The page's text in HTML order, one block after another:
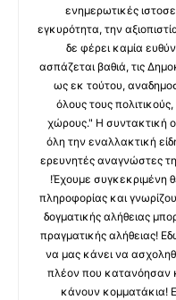
ενημερωτικές
εγκυρότητα, την
δε φέρει καμία
ασπάζεται βαθιά, τις
ως εκ τούτου,
όλους τους
χώρους." Η συντακτική
όλη την εναλλακτική
ερευνητές αναγνώστες
!Έχουμε συγκεκριμένη
πληροφορίας και
δογματικής αλήθειας
πραγματικής αλήθειας!
να μας κάνει να
πλέον που κατανόησαν
κάνουν κομματάκια!